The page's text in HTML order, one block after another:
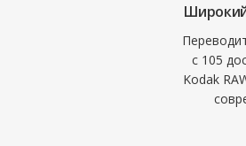
с 105
Kodak